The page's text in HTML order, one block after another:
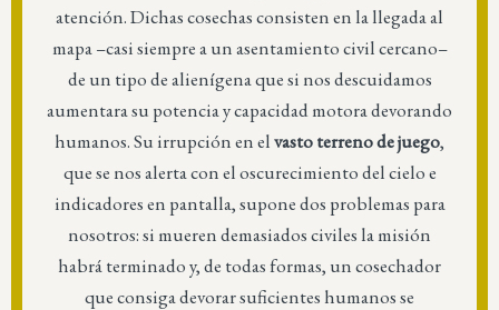
atención. Dichas cosechas consisten en la llegada al
mapa –casi siempre a un asentamiento civil cercano–
de un tipo de alienígena que si nos descuidamos
aumentara su potencia y capacidad motora devorando
humanos. Su irrupción en elvasto terreno de juego,
que se nos alerta con el oscurecimiento del cielo e
indicadores en pantalla, supone dos problemas para
nosotros: si mueren demasiados civiles la misión
habrá terminado y, de todas formas, un cosechador
que consiga devorar suficientes humanos se